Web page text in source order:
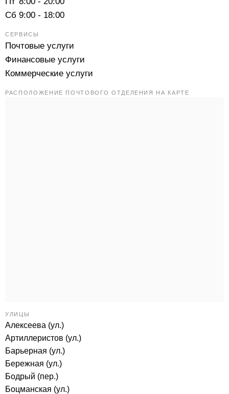
Сб 9:00 - 18:00
СЕРВИСЫ
Почтовые услуги
Финансовые услуги
Коммерческие услуги
РАСПОЛОЖЕНИЕ ПОЧТОВОГО ОТДЕЛЕНИЯ НА КАРТЕ
УЛИЦЫ
Алексеева (ул.)
Артиллеристов (ул.)
Барьерная (ул.)
Бережная (ул.)
Бодрый (пер.)
Боцманская (ул.)